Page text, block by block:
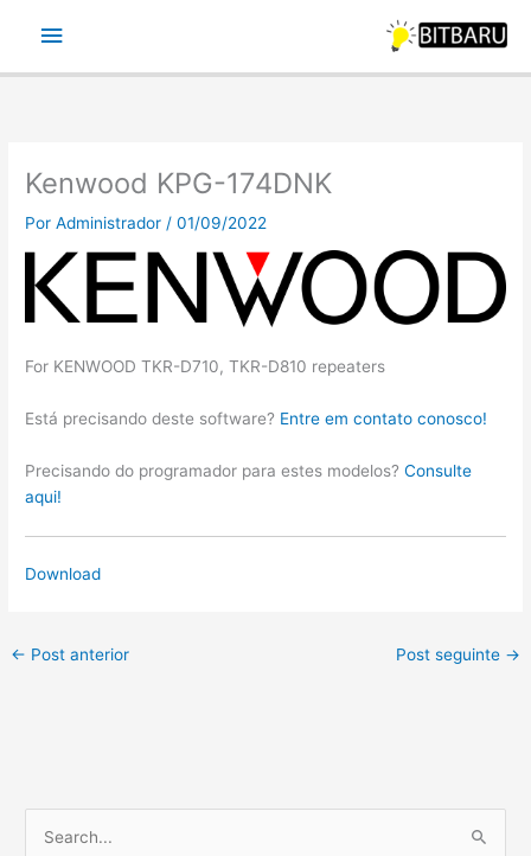
Menu
principal
Kenwood KPG-174DNK
PorAdministrador /01/09/2022
For KENWOOD TKR-D710, TKR-D810 repeaters
Está precisando deste software? Entre em contato conosco!
Precisando do programador para estes modelos?Consulte
aqui!
Download
← Post anterior Post seguinte →